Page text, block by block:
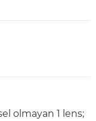
olmayan 1 lens;